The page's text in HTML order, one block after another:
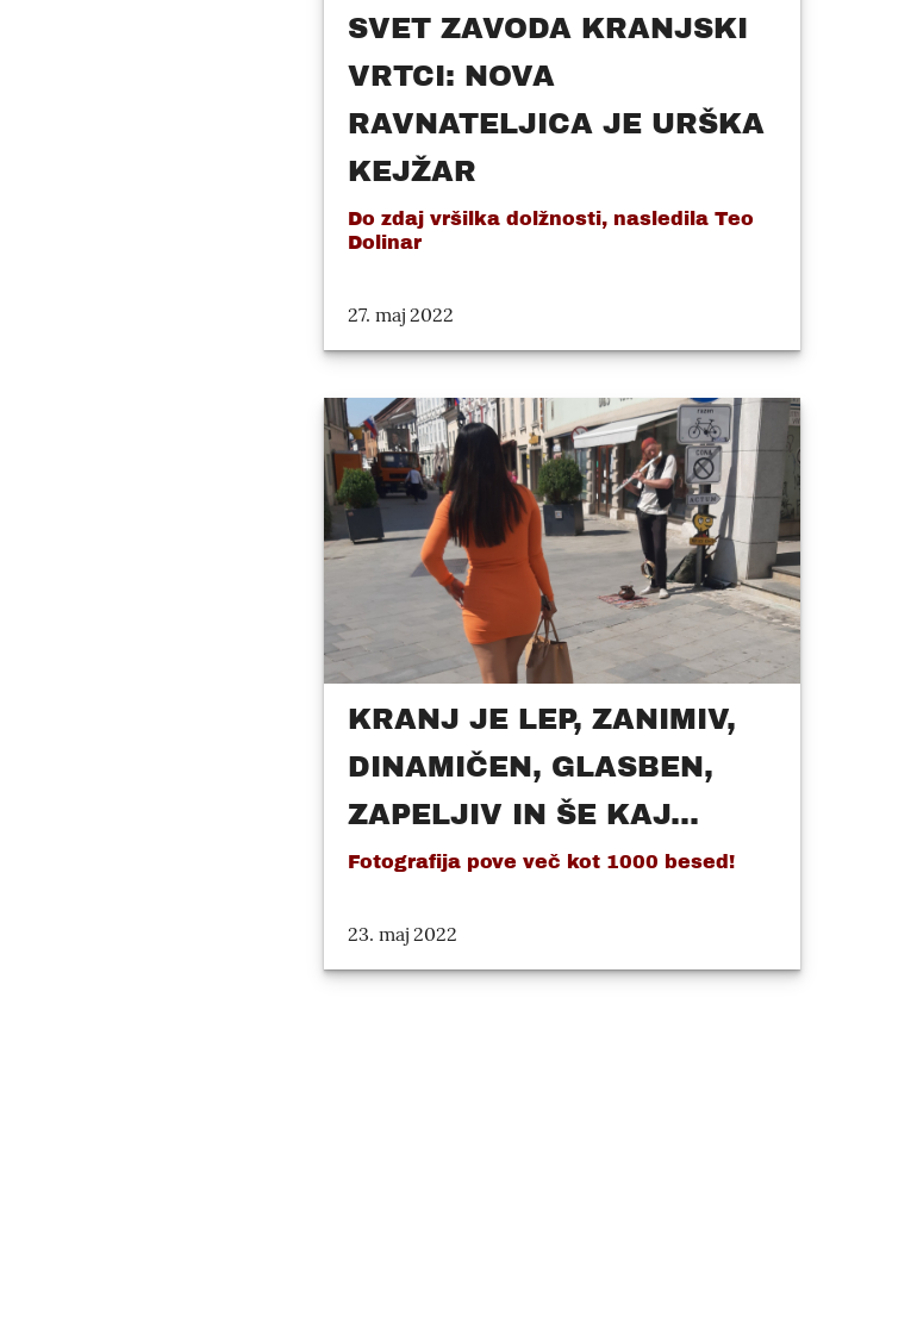
SVET ZAVODA KRANJSKI
VRTCI: NOVA
RAVNATELJICA JE URŠKA
KEJŽAR
Do zdaj vršilka dolžnosti, nasledila Teo
Dolinar
27. maj 2022
KRANJ JE LEP, ZANIMIV,
DINAMIČEN, GLASBEN,
ZAPELJIV IN ŠE KAJ...
Fotografija pove več kot 1000 besed!
23. maj 2022